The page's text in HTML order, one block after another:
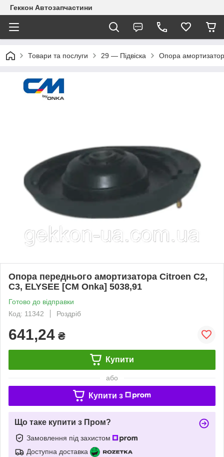
Геккон Автозапчастини
Товари та послуги 29 — Підвіска Опора
Опора переднього амортизатора Citroen С2,
С3, ELYSEE [СМ Onka] 5038,91
Готово до відправки
Код: 11342
Роздріб
641,24 ₴
Купити
або
Купити з
Що таке купити з Пром?
Замовлення під захистом
Доступна доставка